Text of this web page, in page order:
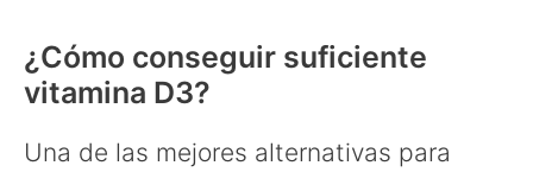
¿Cómo conseguir suficiente
vitamina D3?
Una de las mejores alternativas para